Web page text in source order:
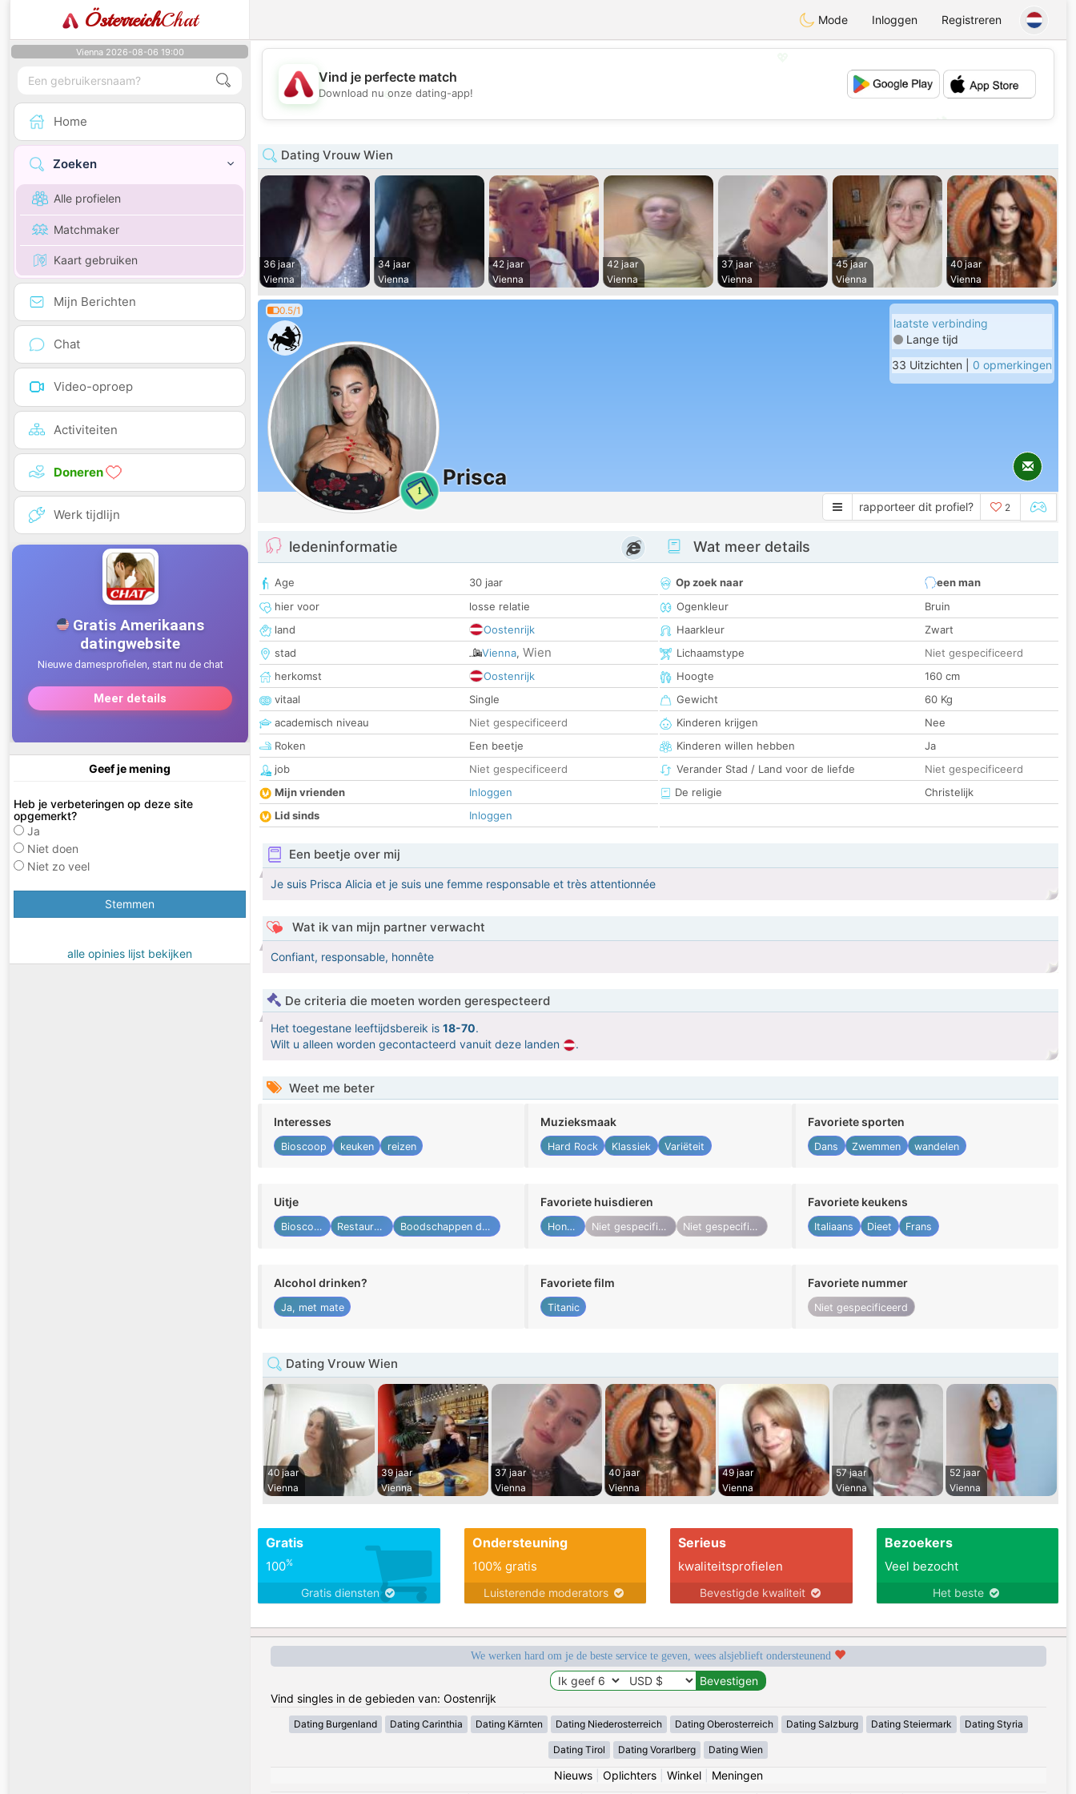
ÖsterreichChat Mode Inloggen Registreren
Vienna 2026-08-06 19:00
Home
Zoeken
Alle profielen
Matchmaker
Kaart gebruiken
Mijn Berichten
Chat
Video-oproep
Activiteiten
Doneren
Werk tijdlijn
Geef je mening
Heb je verbeteringen op deze site
opgemerkt?
Ja
Niet doen
Niet zo veel
Stemmen
alle opinies lijst bekijken
💕
Vind je perfecte match
Download nu onze dating-app!
Dating Vrouw Wien
36 jaar
Vienna
34 jaar
Vienna
42 jaar
Vienna
42 jaar
Vienna
37 jaar
Vienna
45 jaar
Vienna
40 jaar
Vienna
0.5/1
1
Prisca
laatste verbinding
Lange tijd
33 Uitzichten | 0 opmerkingen
rapporteer dit profiel? 2
ledeninformatie
Age
30 jaar
hier voor
losse relatie
land
Oostenrijk
stad
Vienna, Wien
herkomst
Oostenrijk
vitaal
Single
academisch niveau
Niet gespecificeerd
Roken
Een beetje
job
Niet gespecificeerd
Mijn vrienden
Inloggen
Lid sinds
Inloggen
Wat meer details
Op zoek naar
een man
Ogenkleur
Bruin
Haarkleur
Zwart
Lichaamstype
Niet gespecificeerd
Hoogte
160 cm
Gewicht
60 Kg
Kinderen krijgen
Nee
Kinderen willen hebben
Ja
Verander Stad / Land voor de liefde
Niet gespecificeerd
De religie
Christelijk
Een beetje over mij
Je suis Prisca Alicia et je suis une femme responsable et très attentionnée
Wat ik van mijn partner verwacht
Confiant, responsable, honnête
De criteria die moeten worden gerespecteerd
Het toegestane leeftijdsbereik is 18-70.
Wilt u alleen worden gecontacteerd vanuit deze landen
.
Weet me beter
Interesses
Bioscoop keuken reizen
Muzieksmaak
Hard Rock Klassiek Variëteit
Favoriete sporten
Dans Zwemmen wandelen
Uitje
Bioscoop Restaurant Boodschappen doen
Favoriete huisdieren
Honden Niet gespecificeerd Niet gespecificeerd
Favoriete keukens
Italiaans Dieet Frans
Alcohol drinken?
Ja, met mate
Favoriete film
Titanic
Favoriete nummer
Niet gespecificeerd
Dating Vrouw Wien
40 jaar
Vienna
39 jaar
Vienna
37 jaar
Vienna
40 jaar
Vienna
49 jaar
Vienna
57 jaar
Vienna
52 jaar
Vienna
Gratis
100%
Gratis diensten
Ondersteuning
100% gratis
Luisterende moderators
Serieus
kwaliteitsprofielen
Bevestigde kwaliteit
Bezoekers
Veel bezocht
Het beste
We werken hard om je de beste service te geven, wees alsjeblieft ondersteunend
Vind singles in de gebieden van: Oostenrijk
Dating Burgenland Dating Carinthia Dating Kärnten Dating Niederosterreich Dating Oberosterreich Dating Salzburg Dating Steiermark Dating Styria
Dating Tirol Dating Vorarlberg Dating Wien
Nieuws| Oplichters| Winkel| Meningen